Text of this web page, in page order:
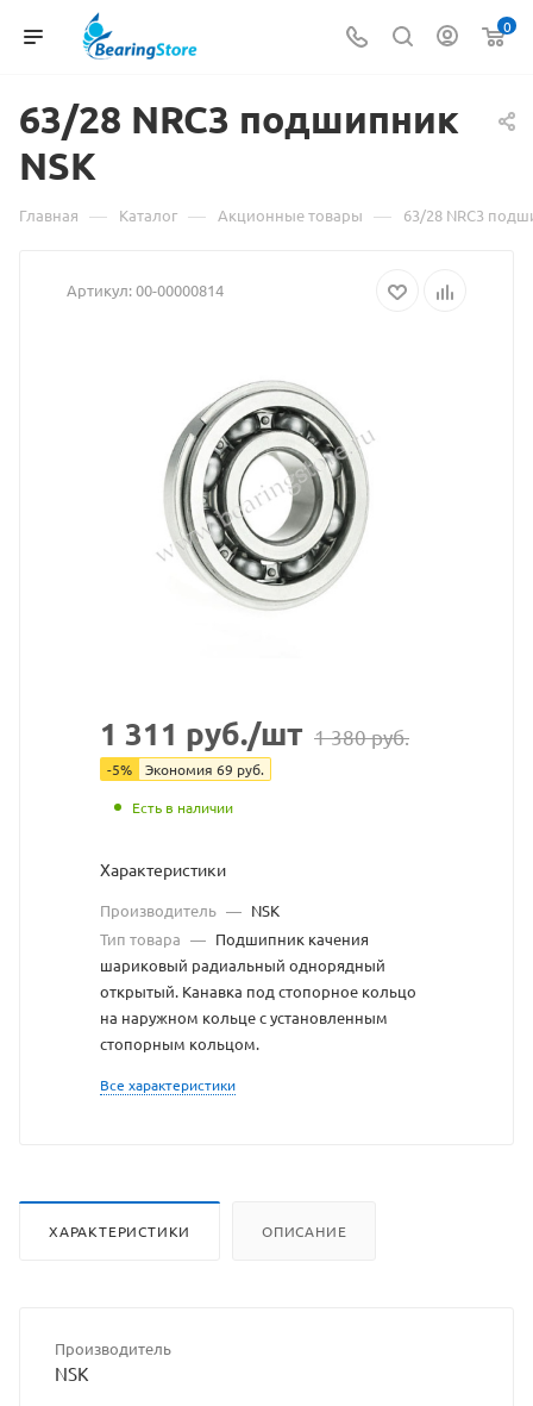
0
63/28 NRC3 подшипник
Материал
о
63/28
подшипник
https://bearingstore.ru/
разрешения
владельца
сайта
NSK
Главная — Каталог — Акционные товары — 63/28 NRC3
Артикул:00-00000814
1 311 руб./шт 1 380руб.
-5% Экономия 69 руб.
Есть в наличии
Характеристики
Производитель — NSK
Тип товара — Подшипник качения
шариковый радиальный однорядный
открытый. Канавка под стопорное кольцо
на наружном кольце с установленным
стопорным кольцом.
Все характеристики
ХАРАКТЕРИСТИКИ ОПИСАНИЕ
Производитель
NSK